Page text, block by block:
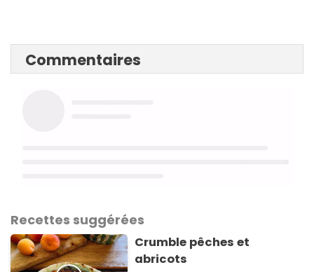
Commentaires
Recettes suggérées
Crumble pêches et
abricots